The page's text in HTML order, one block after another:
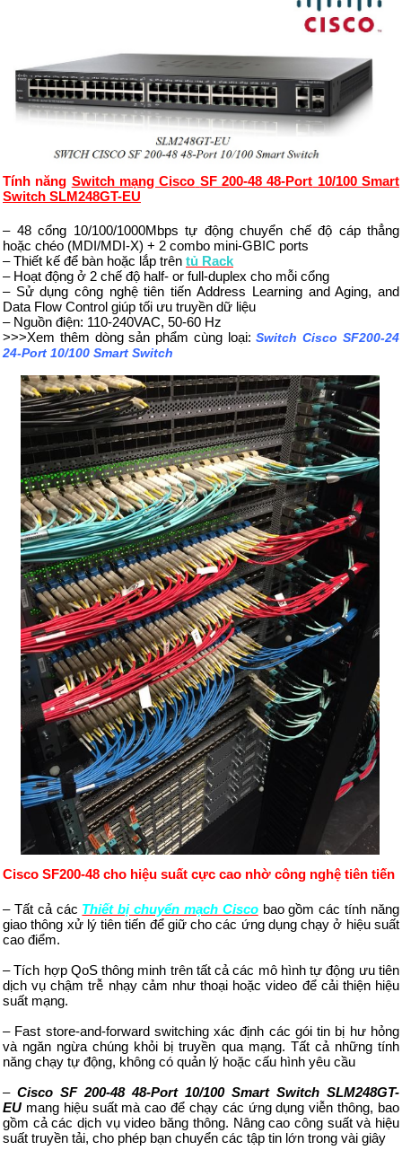
Tính năng Switch mạng Cisco SF 200-48 48-Port 10/100 Smart
Switch SLM248GT-EU
– 48 cổng 10/100/1000Mbps tự động chuyển chế độ cáp thẳng
hoặc chéo (MDI/MDI-X) + 2 combo mini-GBIC ports
– Thiết kế để bàn hoặc lắp trên tủ Rack
– Hoạt động ở 2 chế độ half- or full-duplex cho mỗi cổng
– Sử dụng công nghệ tiên tiếnAddress Learning and Aging, and
Data Flow Control giúp tối ưu truyền dữ liệu
– Nguồn điện: 110-240VAC, 50-60 Hz
>>>Xem thêm dòng sản phẩm cùng loại:Switch Cisco SF200-24
24-Port 10/100 Smart Switch
Cisco SF200-48 cho hiệu suất cực cao nhờ công nghệ tiên tiến
– Tất cả các Thiết bị chuyển mạch Ciscobao gồm các tính năng
giao thông xử lý tiên tiến để giữ cho các ứng dụng chạy ở hiệu suất
cao điểm.
–Tích hợp QoS thông minh trên tất cả các mô hình tự động ưu tiên
dịch vụ chậm trễ nhạy cảm như thoại hoặc video để cải thiện hiệu
suất mạng.
–Fast store-and-forward switching xác định các gói tin bị hư hỏng
và ngăn ngừa chúng khỏi bị truyền qua mạng. Tất cả những tính
năng chạy tự động, không có quản lý hoặc cấu hình yêu cầu
– Cisco SF 200-48 48-Port 10/100 Smart Switch SLM248GT-
EU mang hiệu suất mà cao để chạy các ứng dụng viễn thông, bao
gồm cả các dịch vụ video băng thông. Nâng cao công suất và hiệu
suất truyền tải, cho phép bạn chuyển các tập tin lớn trong vài giây